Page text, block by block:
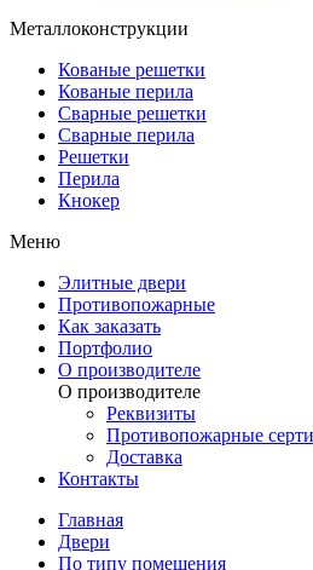
Металлоконструкции
Кованые решетки
Кованые перила
Сварные решетки
Сварные перила
Решетки
Перила
Кнокер
Меню
Элитные двери
Противопожарные
Как заказать
Портфолио
О производителе
О производителе
Реквизиты
Противопожарные
Доставка
Контакты
Главная
Двери
По типу помещения